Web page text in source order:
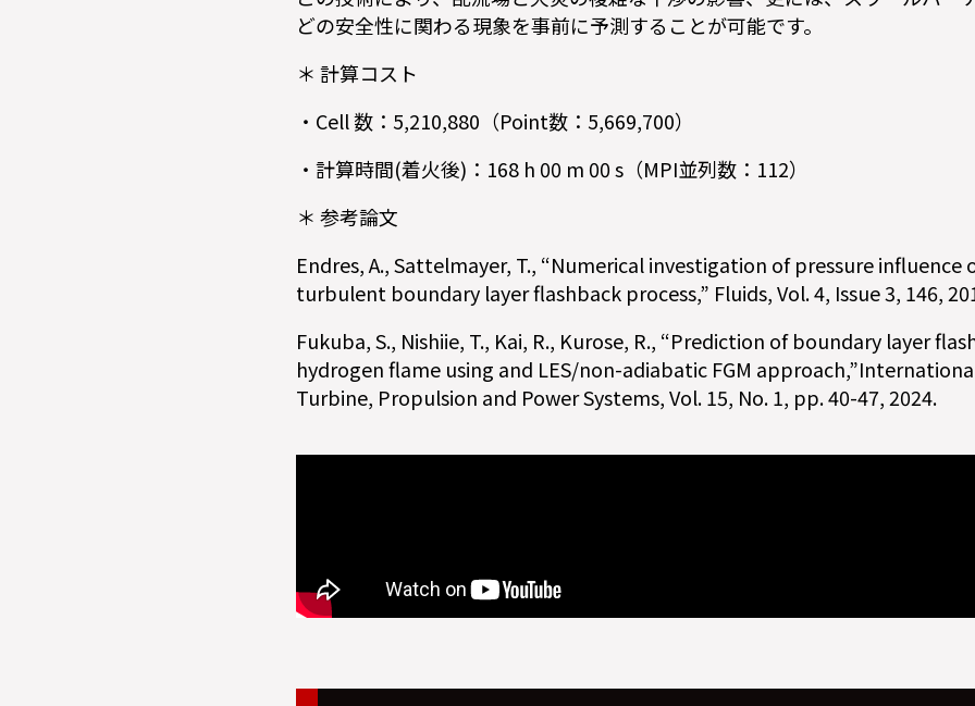
どの安全性に関わる現象を事前に予測することが可能です。
＊ 計算コスト
・Cell 数：5,210,880（Point数：5,669,700）
・計算時間(着火後)：168 h 00 m 00 s（MPI並列数：112）
＊ 参考論文
Endres, A., Sattelmayer, T., “Numerical investigation of pressure
turbulent boundary layer flashback process,” Fluids, Vol. 4, Issue 3, 146,
Fukuba, S., Nishiie, T., Kai, R., Kurose, R., “Prediction of boundary layer
hydrogen flame using and LES/non-adiabatic FGM
Turbine, Propulsion and Power Systems, Vol. 15, No. 1, pp. 40-47, 2024.